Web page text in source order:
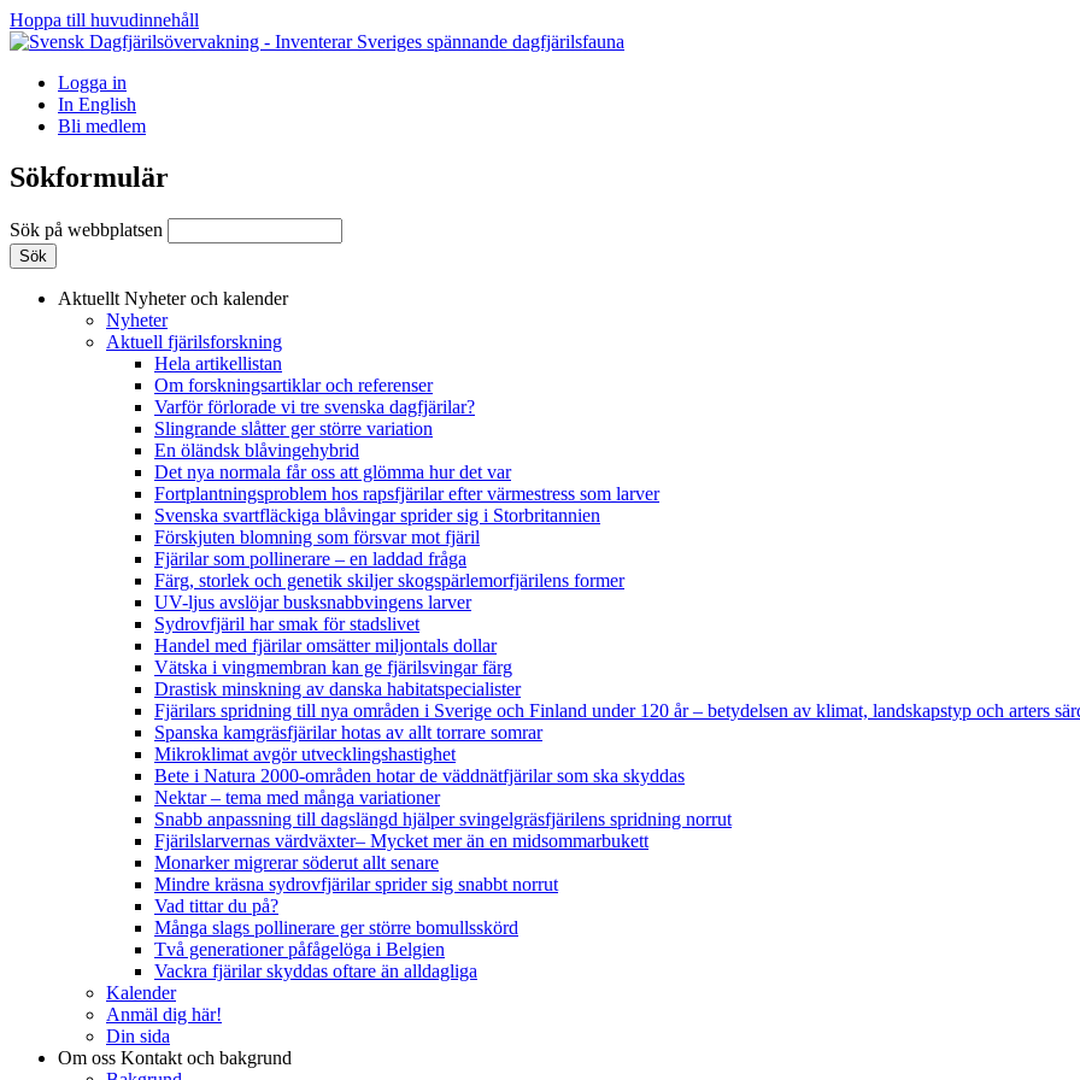
Hoppa till huvudinnehåll
Logga in
In English
Bli medlem
Sökformulär
Sök på webbplatsen
Aktuellt Nyheter och kalender
Nyheter
Aktuell fjärilsforskning
Hela artikellistan
Om forskningsartiklar och referenser
Varför förlorade vi tre svenska dagfjärilar?
Slingrande slåtter ger större variation
En öländsk blåvingehybrid
Det nya normala får oss att glömma hur det var
Fortplantningsproblem hos rapsfjärilar efter värmestress som larver
Svenska svartfläckiga blåvingar sprider sig i Storbritannien
Förskjuten blomning som försvar mot fjäril
Fjärilar som pollinerare – en laddad fråga
Färg, storlek och genetik skiljer skogspärlemorfjärilens former
UV-ljus avslöjar busksnabbvingens larver
Sydrovfjäril har smak för stadslivet
Handel med fjärilar omsätter miljontals dollar
Vätska i vingmembran kan ge fjärilsvingar färg
Drastisk minskning av danska habitatspecialister
Fjärilars spridning till nya områden i Sverige och Finland under 120 år– betydelsen av klimat, landskapstyp och arters
Spanska kamgräsfjärilar hotas av allt torrare somrar
Mikroklimat avgör utvecklingshastighet
Bete i Natura 2000-områden hotar de väddnätfjärilar som ska skyddas
Nektar – tema med många variationer
Snabb anpassning till dagslängd hjälper svingelgräsfjärilens spridning norrut
Fjärilslarvernas värdväxter– Mycket mer än en midsommarbukett
Monarker migrerar söderut allt senare
Mindre kräsna sydrovfjärilar sprider sig snabbt norrut
Vad tittar du på?
Många slags pollinerare ger större bomullsskörd
Två generationer påfågelöga i Belgien
Vackra fjärilar skyddas oftare än alldagliga
Kalender
Anmäl dig här!
Din sida
Om oss Kontakt och bakgrund